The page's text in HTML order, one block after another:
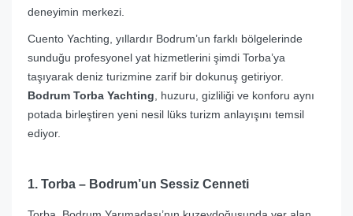
deneyimin merkezi.
Cuento Yachting, yıllardır Bodrum’un farklı bölgelerinde
sunduğu profesyonel yat hizmetlerini şimdi Torba’ya
taşıyarak deniz turizmine zarif bir dokunuş getiriyor.
Bodrum Torba Yachting , huzuru, gizliliği ve konforu aynı
potada birleştiren yeni nesil lüks turizm anlayışını temsil
ediyor.
1. Torba – Bodrum’un Sessiz Cenneti